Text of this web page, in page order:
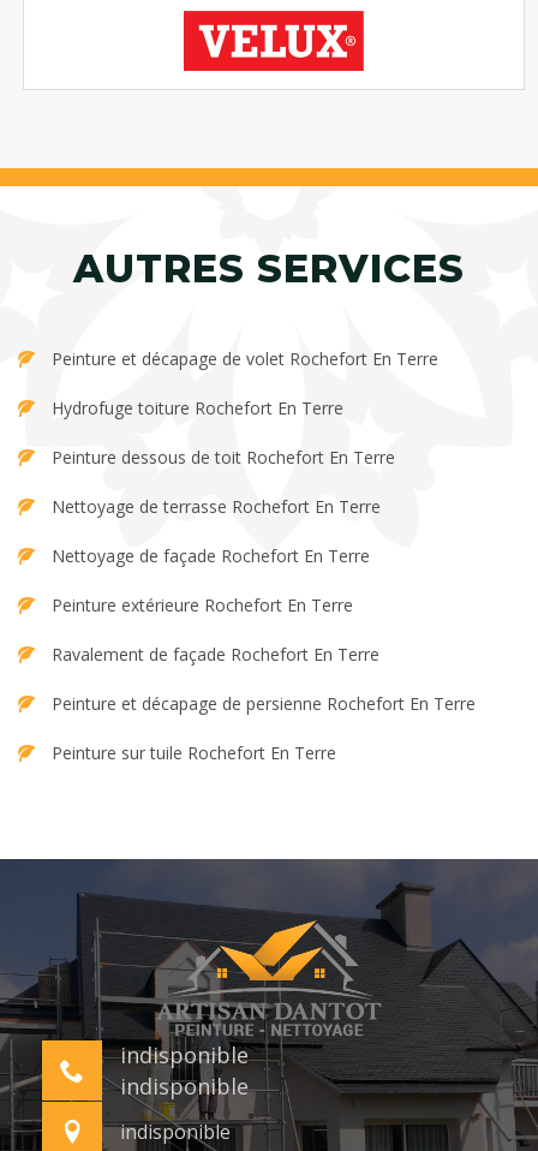
AUTRES SERVICES
Peinture et décapage de volet Rochefort En Terre
Hydrofuge toiture Rochefort En Terre
Peinture dessous de toit Rochefort En Terre
Nettoyage de terrasse Rochefort En Terre
Nettoyage de façade Rochefort En Terre
Peinture extérieure Rochefort En Terre
Ravalement de façade Rochefort En Terre
Peinture et décapage de persienne Rochefort En Terre
Peinture sur tuile Rochefort En Terre
indisponible
indisponible
indisponible